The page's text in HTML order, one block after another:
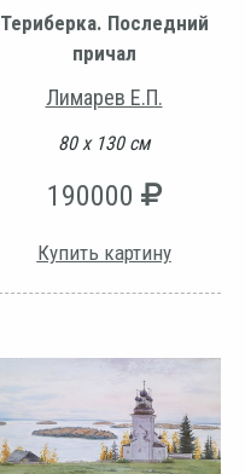
Териберка. Последний
причал
Лимарев Е.П.
80 х 130 см
190000
Купить картину